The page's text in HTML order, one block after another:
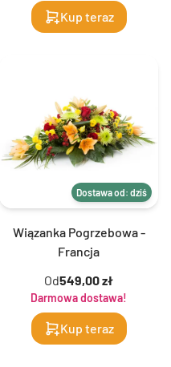
Kup teraz
Dostawa od: dziś
Wiązanka Pogrzebowa -
Francja
Od549,00 zł
Darmowa dostawa!
Kup teraz